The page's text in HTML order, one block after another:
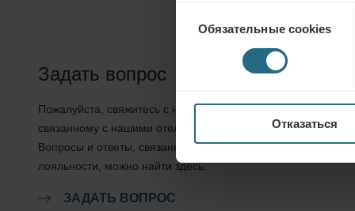
согласия
Обязательные cookies
Отказаться
Задать вопрос
Пожалуйста, свяжитесь с нами по любому вопросу,
связанному с нашими отелями Ensana или услугами.
Вопросы и ответы, связанные с нашей программой
лояльности, можно найти здесь.
ЗАДАТЬ ВОПРОС